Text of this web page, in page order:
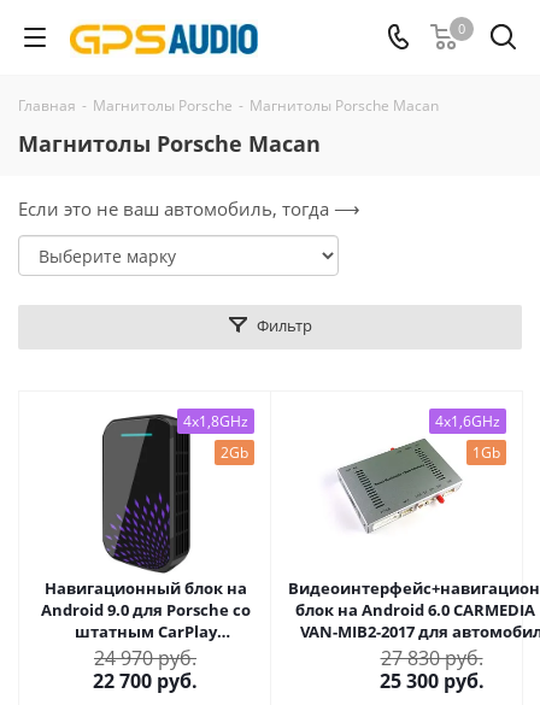
0
Главная - Магнитолы Porsche - Магнитолы Porsche Macan
Магнитолы Porsche Macan
Если это не ваш автомобиль, тогда ⟶
Фильтр
4x1,8GHz
2Gb
Навигационный блок на
Android 9.0 для Porsche со
штатным CarPlay
CARMEDIA AS-CP91
24 970 руб.
22 700 руб.
4x1,6GHz
1Gb
блок на Android 6.0 CARMEDIA
VAN-MIB2-2017 для
PORSCHE
27 830 руб.
25 300руб.